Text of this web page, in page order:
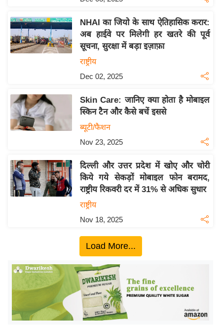
बे
मि
सा
ख्सि
य
त
यं
इं
डि
या
सा
त
टो
र्ल्ड
NHAI का जियो के साथ ऐतिहासिक करार:
अब हाईवे पर मिलेगी हर खतरे की पूर्व
सूचना, सुरक्षा में बड़ा इज़ाफ़ा
राष्ट्रीय
Dec 02, 2025
Skin Care: जानिए क्या होता है मोबाइल
स्किन टैन और कैसे बचें इससे
ब्यूटी/फैशन
Nov 23, 2025
दिल्ली और उत्तर प्रदेश में खोए और चोरी
किये गये सेकड़ों मोबाइल फोन बरामद,
राष्ट्रीय रिकवरी दर में 31% से अधिक सुधार
राष्ट्रीय
Nov 18, 2025
Load More...